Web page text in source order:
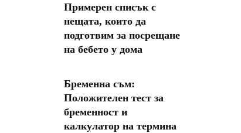
Примерен списък с
нещата, които да
подготвим за посрещане
на бебето у дома
Бременна съм:
Положителен тест за
бременност и
калкулатор на термина